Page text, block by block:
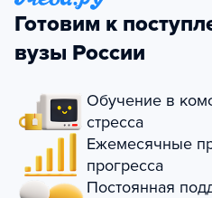
Готовим к
вузы России
Обучение в
стресса
Ежемесячные
прогресса
Постоянная